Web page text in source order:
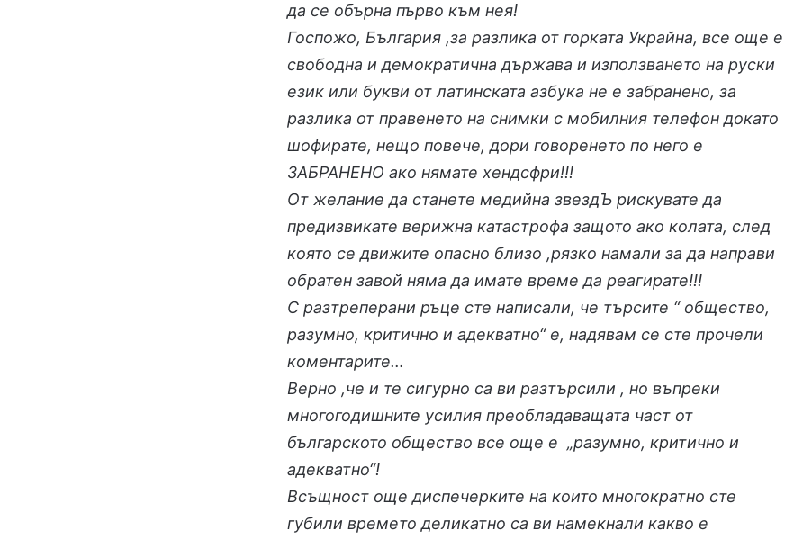
да се обърна първо към нея!
Госпожо, България ,за разлика от горката Украйна, все още е
свободна и демократична държава и използването на руски
език или букви от латинската азбука не е забранено, за
разлика от правенето на снимки с мобилния телефон докато
шофирате, нещо повече, дори говоренето по него е
ЗАБРАНЕНО ако нямате хендсфри!!!
От желание да станете медийна звездЪ рискувате да
предизвикате верижна катастрофа защото ако колата, след
която се движите опасно близо ,рязко намали за да направи
обратен завой няма да имате време да реагирате!!!
С разтреперани ръце сте написали, че търсите “ общество,
разумно, критично и адекватно“ е, надявам се сте прочели
коментарите…
Верно ,че и те сигурно са ви разтърсили , но въпреки
многогодишните усилия преобладаващата част от
българското общество все още е „разумно, критично и
адекватно“!
Всъщност още диспечерките на които многократно сте
губили времето деликатно са ви намекнали какво е